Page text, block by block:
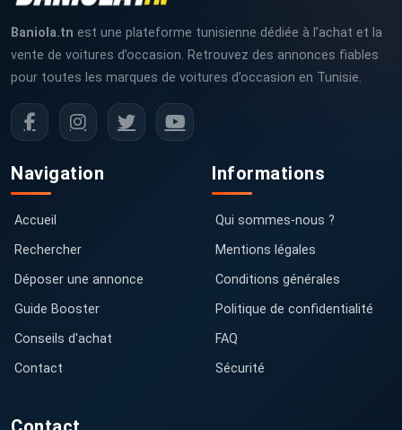
Baniola.tn est une plateforme tunisienne dédiée à l’achat et la
vente de voitures d’occasion. Retrouvez des annonces fiables
pour toutes les marques de voitures d’occasion en Tunisie.
Navigation
Accueil
Rechercher
Déposer une annonce
Guide Booster
Conseils d'achat
Contact
Informations
Qui sommes-nous ?
Mentions légales
Conditions générales
Politique de confidentialité
FAQ
Sécurité